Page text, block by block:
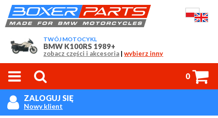
TWÓJ MOTOCYKL
BMW K100RS 1989+
zobacz części i akcesoria |wybierz inny
  
0
 ZALOGUJ SIĘ
Nowy klient